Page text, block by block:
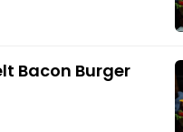
Bacon Burger